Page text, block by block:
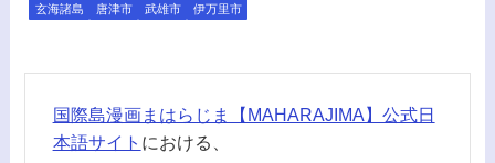
玄海諸島
唐津市 武雄市 伊万里市
国際島漫画まはらじま【MAHARAJIMA】公式日
本語サイト における、